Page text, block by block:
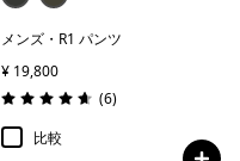
メンズ・R1 パンツ
¥ 19,800
評価: 4.7 / 5
(6レビュー
)
比較